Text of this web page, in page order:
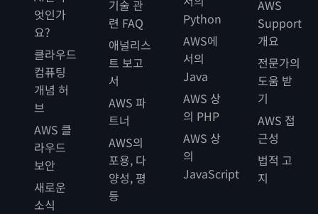
엇인가
요?
클라우드
컴퓨팅
개념 허
브
AWS 클
라우드
보안
새로운
소식
기술 관
련 FAQ
애널리스
트 보고
서
AWS 파
트너
AWS의
포용, 다
양성, 평
등
Python
AWS에
서의
Java
AWS 상
의 PHP
AWS 상
의
JavaScript
AWS
Support
개요
전문가의
도움 받
기
AWS 접
근성
법적 고
지